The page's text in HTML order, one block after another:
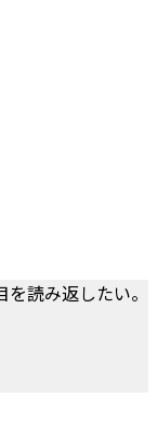
読み返したい。